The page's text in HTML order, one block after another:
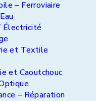
– Ferroviaire
Électricité
et Textile
et Caoutchouc
– Réparation
projets